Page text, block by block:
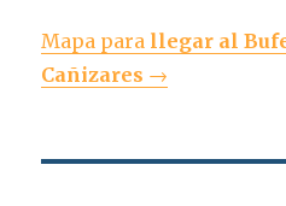
Mapa para llegar al
Cañizares →